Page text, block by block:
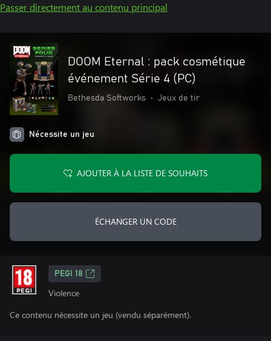
Passer directement au contenu principal
DOOM Eternal : pack cosmétique
événement Série 4 (PC)
Bethesda Softworks • Jeux de tir
Nécessite un jeu
AJOUTER À LA LISTE DE SOUHAITS
ÉCHANGER UN CODE
PEGI 18
Violence
Ce contenu nécessite un jeu (vendu séparément).